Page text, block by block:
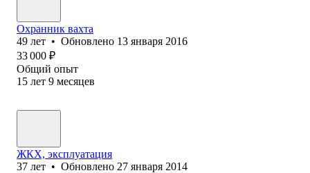
Охранник вахта
49 лет • Обновлено 13 января 2016
33 000 ₽
Общий опыт
15 лет 9 месяцев
ЖКХ, эксплуатация
37 лет • Обновлено 27 января 2014